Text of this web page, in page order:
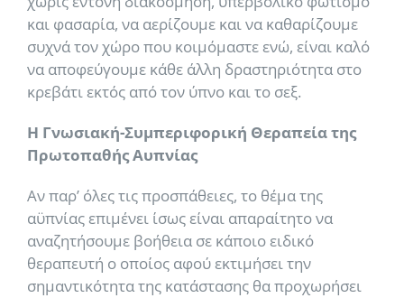
και φασαρία, να αερίζουμε και να καθαρίζουμε
συχνά τον χώρο που κοιμόμαστε ενώ, είναι καλό
να αποφεύγουμε κάθε άλλη δραστηριότητα στο
κρεβάτι εκτός από τον ύπνο και το σεξ.
Η Γνωσιακή-Συμπεριφορική Θεραπεία της
Πρωτοπαθής Αυπνίας
Αν παρ’ όλες τις προσπάθειες, το θέμα της
αϋπνίας επιμένει ίσως είναι απαραίτητο να
αναζητήσουμε βοήθεια σε κάποιο ειδικό
θεραπευτή ο οποίος αφού εκτιμήσει την
σημαντικότητα της κατάστασης θα προχωρήσει